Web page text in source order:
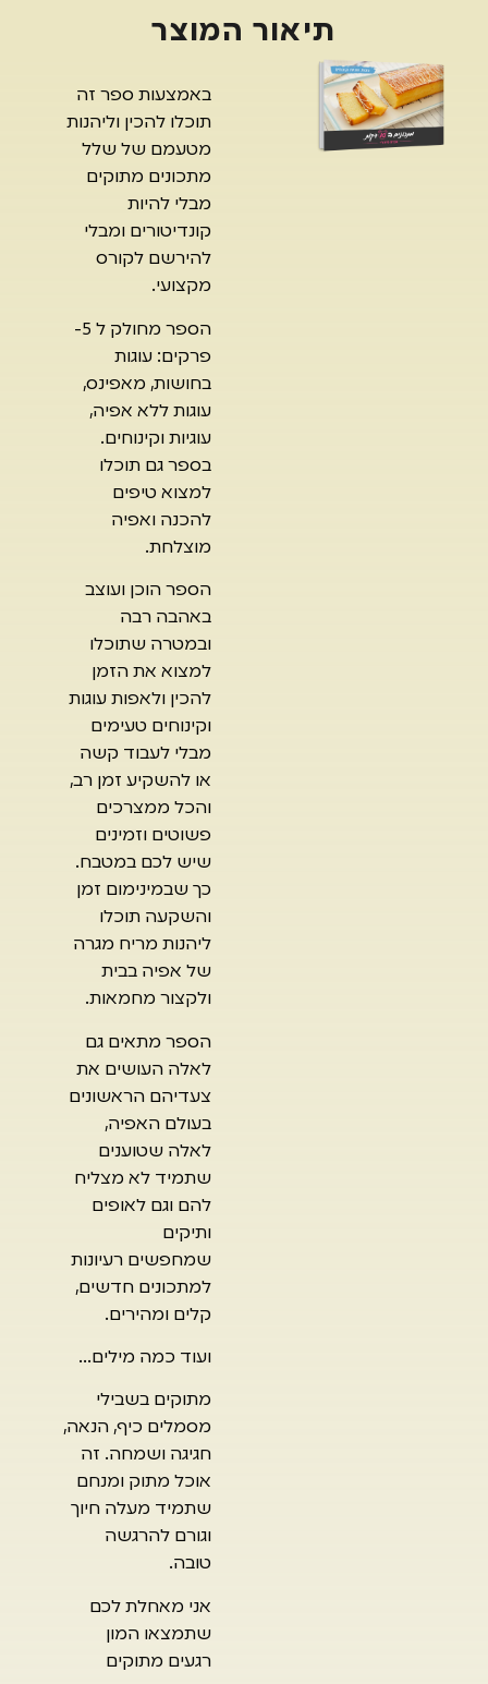
תיאור המוצר
באמצעות ספר זה
תוכלו להכין וליהנות
מטעמם של שלל
מתכונים מתוקים
מבלי להיות
קונדיטורים ומבלי
להירשם לקורס
מקצועי.
הספר מחולק ל 5-
פרקים: עוגות
בחושות, מאפינס,
עוגות ללא אפיה,
עוגיות וקינוחים.
בספר גם תוכלו
למצוא טיפים
להכנה ואפיה
מוצלחת.
הספר הוכן ועוצב
באהבה רבה
ובמטרה שתוכלו
למצוא את הזמן
להכין ולאפות עוגות
וקינוחים טעימים
מבלי לעבוד קשה
או להשקיע זמן רב,
והכל ממצרכים
פשוטים וזמינים
שיש לכם במטבח.
כך שבמינימום זמן
והשקעה תוכלו
ליהנות מריח מגרה
של אפיה בבית
ולקצור מחמאות.
הספר מתאים גם
לאלה העושים את
צעדיהם הראשונים
בעולם האפיה,
לאלה שטוענים
שתמיד לא מצליח
להם וגם לאופים
ותיקים
שמחפשים רעיונות
למתכונים חדשים,
קלים ומהירים.
ועוד כמה מילים…
מתוקים בשבילי
מסמלים כיף, הנאה,
חגיגה ושמחה. זה
אוכל מתוק ומנחם
שתמיד מעלה חיוך
וגורם להרגשה
טובה.
אני מאחלת לכם
שתמצאו המון
רגעים מתוקים